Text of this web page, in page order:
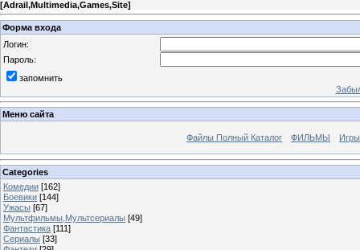
[Adrail,Multimedia,Games,Site]
Форма входа
Логин:
Пароль:
запомнить
Меню сайта
Файлы Полный Каталог ФИЛЬМЫ
Categories
Комедии [162]
Боевики [144]
Ужасы [67]
Мультфильмы,Мультсериалы [49]
Фантастика [111]
Сериалы [33]